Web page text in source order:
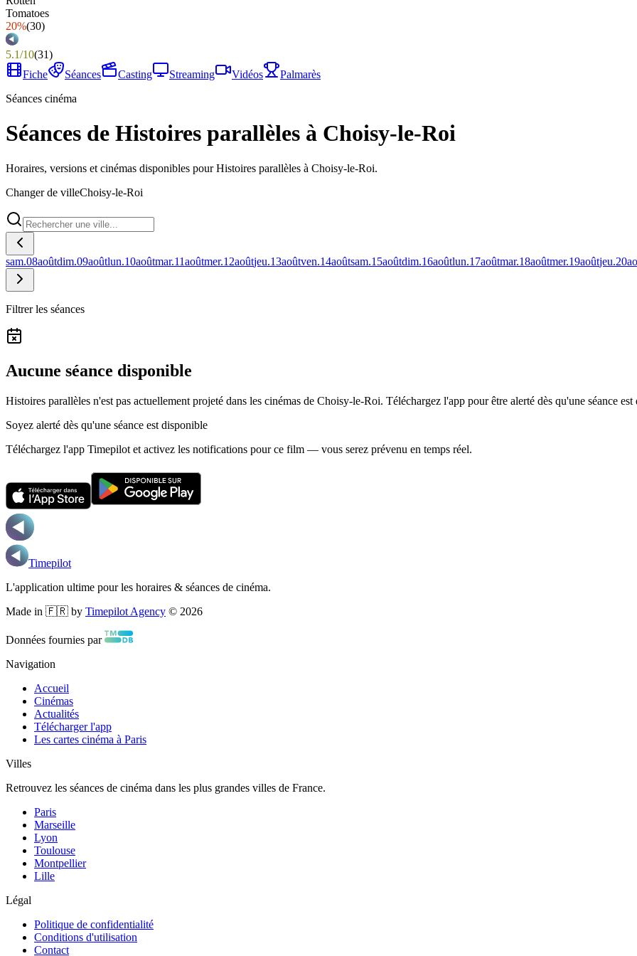
20%(30)
5.1/10(31)
Fiche
Séances Casting Streaming Vidéos
Palmarès
Séances cinéma
Séances de Histoires parallèles à Choisy-le-Roi
Horaires, versions et cinémas disponibles pour Histoires parallèles à Choisy-le-Roi.
Changer de villeChoisy-le-Roi
sam.08aoûtdim.09aoûtlun.10aoûtmar.11aoûtmer.12aoûtjeu.13aoûtven.14aoûtsam.15aoûtdim.16aoûtlun.17aoûtmar.18aoûtmer.19aoûtjeu.20
Filtrer les séances
Aucune séance disponible
Histoires parallèles n'est pas actuellement projeté dans les cinémas de Choisy-le-Roi. Téléchargez l'app pour être alerté dès qu'une séance
Soyez alerté dès qu'une séance est disponible
Téléchargez l'app Timepilot et activez les notifications pour ce film — vous serez prévenu en temps réel.
Timepilot
L'application ultime pour les horaires & séances de cinéma.
Made in 🇫🇷 by Timepilot Agency © 2026
Données fournies par
Navigation
Accueil
Cinémas
Actualités
Télécharger l'app
Les cartes cinéma à Paris
Villes
Retrouvez les séances de cinéma dans les plus grandes villes de France.
Paris
Marseille
Lyon
Toulouse
Montpellier
Lille
Légal
Politique de confidentialité
Conditions d'utilisation
Contact